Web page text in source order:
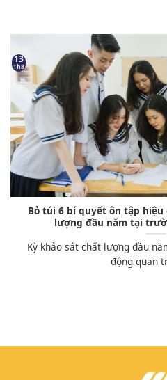
Bỏ túi 6 bí quyết ôn tập
lượng đầu năm tại
Kỳ khảo sát chất lượng đầu
động quan
13
Th8